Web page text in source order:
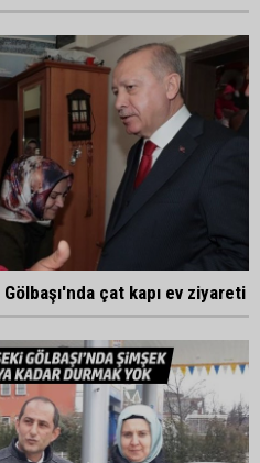
çat kapı ev ziyareti